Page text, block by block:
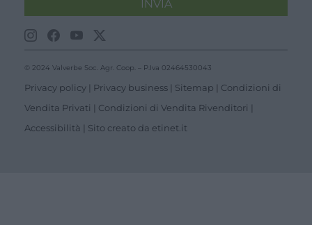
INVIA
© 2024 Valverbe Soc. Agr. Coop. – P.Iva 02464530043
Privacy policy | Privacy business | Sitemap | Condizioni di
Vendita Privati | Condizioni di Vendita Rivenditori |
Accessibilità | Sito creato da etinet.it